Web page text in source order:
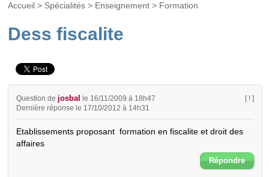
Accueil > Spécialités > Enseignement > Formation
Dess fiscalite
Question de josbal
le 16/11/2009 à 18h47
Dernière réponse le 17/10/2012 à 14h31
[ ! ]
Etablissements proposant  formation en fiscalite et droit des
affaires
Répondre